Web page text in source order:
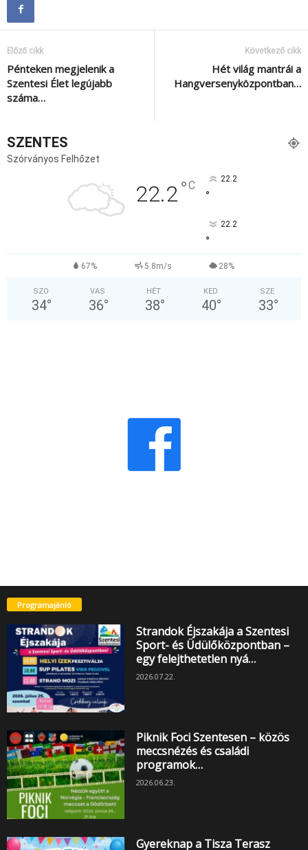
Előző cikk
Pénteken megjelenik a
Szentesi Élet legújabb
száma…
Következő cikk
Hét világ mantrái a
Hangversenyközpontban…
SZENTES
Szórványos Felhőzet
22.2°C 22.2
°
22.2
°
67% 5.8m/s 28%
SZO
34°
VAS
36°
HÉT
38°
KED
40°
SZE
33°
Programajánló
Strandok Éjszakája a Szentesi
Sport- és Üdülőközpontban –
egy felejthetetlen nyá…
2026.07.22.
Piknik Foci Szentesen – közös
meccsnézés és családi
programok…
2026.06.23.
Gyereknap a Tisza Terasz